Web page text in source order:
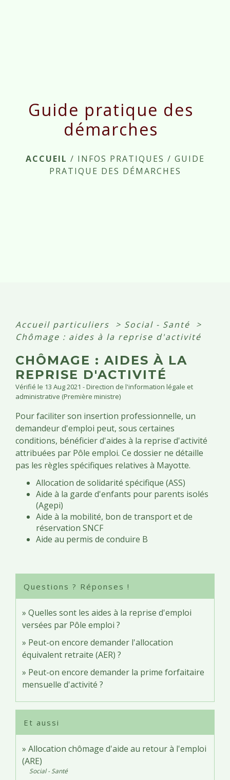
Guide pratique des
démarches
ACCUEIL / INFOS PRATIQUES / GUIDE
PRATIQUE DES DÉMARCHES
Accueil particuliers > Social - Santé
>
Chômage : aides à la reprise d'activité
CHÔMAGE : AIDES À LA
REPRISE D'ACTIVITÉ
Vérifié le 13 Aug 2021 - Direction de l'information légale et
administrative (Première ministre)
Pour faciliter son insertion professionnelle, un
demandeur d'emploi peut, sous certaines
conditions, bénéficier d'aides à la reprise d'activité
attribuées par Pôle emploi. Ce dossier ne détaille
pas les règles spécifiques relatives à Mayotte.
Allocation de solidarité spécifique (ASS)
Aide à la garde d'enfants pour parents isolés
(Agepi)
Aide à la mobilité, bon de transport et de
réservation SNCF
Aide au permis de conduire B
Questions ? Réponses !
Quelles sont les aides à la reprise d'emploi
versées par Pôle emploi ?
Peut-on encore demander l'allocation
équivalent retraite (AER) ?
Peut-on encore demander la prime forfaitaire
mensuelle d'activité ?
Et aussi
Allocation chômage d'aide au retour à l'emploi
(ARE)
Social - Santé